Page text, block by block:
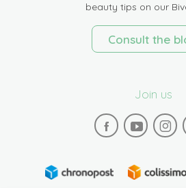
beauty tips on our
Consult the
Join us